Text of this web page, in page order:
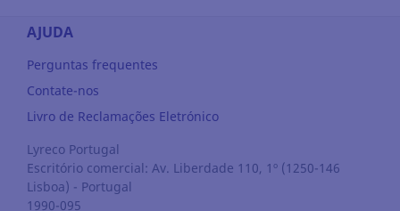
AJUDA
Perguntas frequentes
Contate-nos
Livro de Reclamações Eletrónico
Lyreco Portugal
Escritório comercial: Av. Liberdade 110, 1º (1250-146
Lisboa) - Portugal
1990-095